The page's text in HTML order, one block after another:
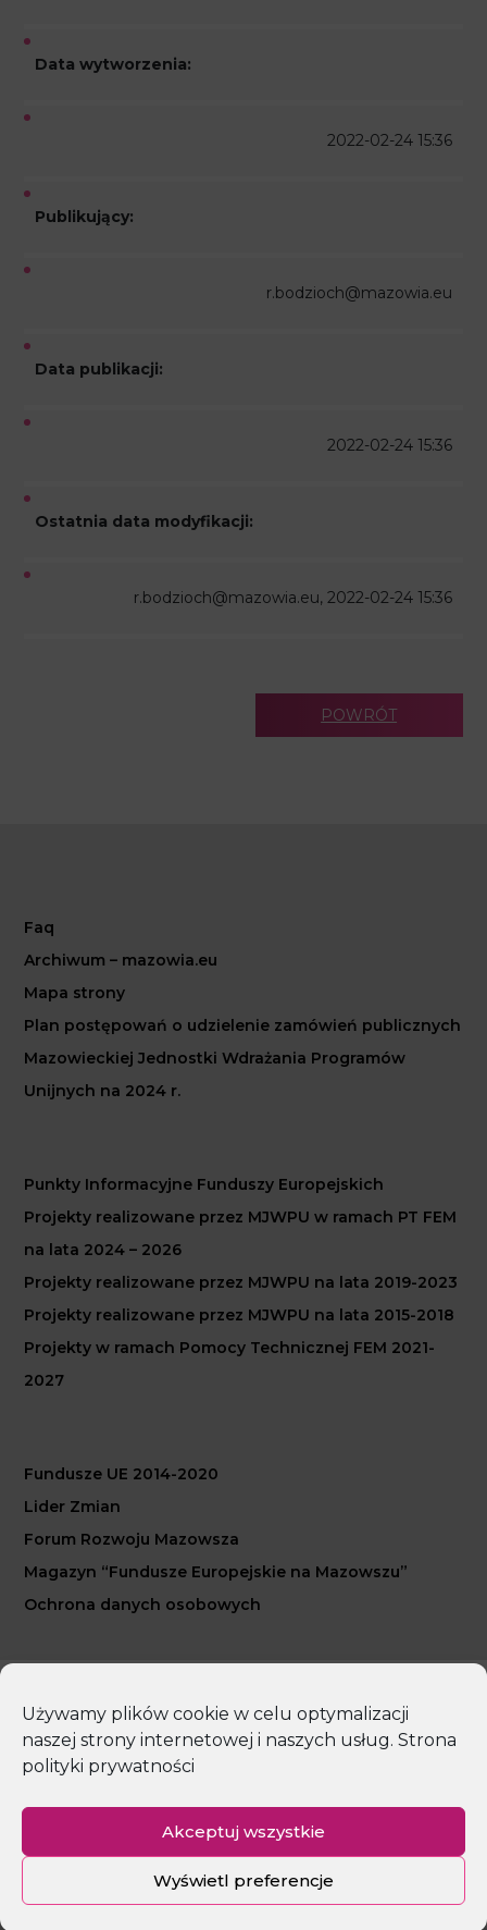
Używamy plików cookie w celu optymalizacji
naszej strony internetowej i naszych usług. Strona
polityki prywatności
Akceptuj wszystkie
Wyświetl preferencje
Data wytworzenia:
2022-02-24 15:36
Publikujący:
r.bodzioch@mazowia.eu
Data publikacji:
2022-02-24 15:36
Ostatnia data modyfikacji:
r.bodzioch@mazowia.eu, 2022-02-24 15:36
POWRÓT
Faq
Archiwum – mazowia.eu
Mapa strony
Plan postępowań o udzielenie zamówień publicznych
Mazowieckiej Jednostki Wdrażania Programów
Unijnych na 2024 r.
Punkty Informacyjne Funduszy Europejskich
Projekty realizowane przez MJWPU w ramach PT FEM
na lata 2024 – 2026
Projekty realizowane przez MJWPU na lata 2019-2023
Projekty realizowane przez MJWPU na lata 2015-2018
Projekty w ramach Pomocy Technicznej FEM 2021-
2027
Fundusze UE 2014-2020
Lider Zmian
Forum Rozwoju Mazowsza
Magazyn “Fundusze Europejskie na Mazowszu”
Ochrona danych osobowych
Copyright 2026 Mazowiecka Jednostka Wdrażania
Programów Unijnych
Polityka prywatności